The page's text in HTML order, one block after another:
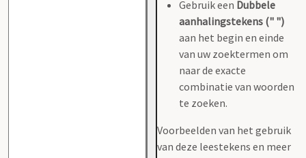
Gebruik een Dubbele
aanhalingstekens (" ")
aan het begin en einde
van uw zoektermen om
naar de exacte
combinatie van woorden
te zoeken.
Voorbeelden van het gebruik
van deze leestekens en meer